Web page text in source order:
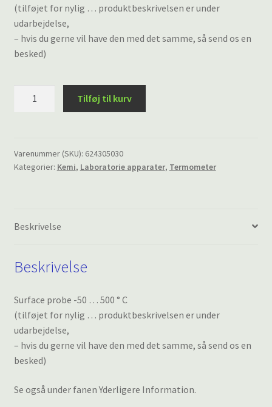
(tilføjet for nylig … produktbeskrivelsen er under
udarbejdelse,
– hvis du gerne vil have den med det samme, så send os en
besked)
+500
°
Tilføj til kurv
Varenummer (SKU): 624305030
Kategorier: Kemi, Laboratorie apparater, Termometer
Beskrivelse
Beskrivelse
Surface probe -50 … 500 ° C
(tilføjet for nylig … produktbeskrivelsen er under
udarbejdelse,
– hvis du gerne vil have den med det samme, så send os en
besked)
Se også under fanen Yderligere Information.